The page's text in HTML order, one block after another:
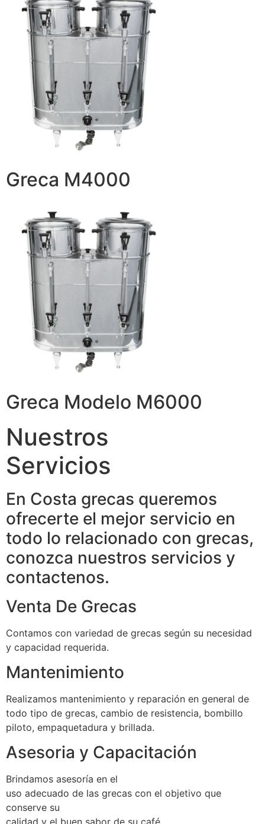
Greca M4000
Greca Modelo M6000
Nuestros
Servicios
En Costa grecas queremos
ofrecerte el mejor servicio en
todo lo relacionado con grecas,
conozca nuestros servicios y
contactenos.
Venta De Grecas
Contamos con variedad de grecas según su necesidad
y capacidad requerida.
Mantenimiento
Realizamos mantenimiento y reparación en general de
todo tipo de grecas, cambio de resistencia, bombillo
piloto, empaquetadura y brillada.
Asesoria y Capacitación
Brindamos asesoría en el
uso adecuado de las grecas con el objetivo que
conserve su